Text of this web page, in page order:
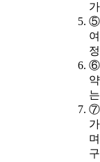
⑤
⑥
⑦